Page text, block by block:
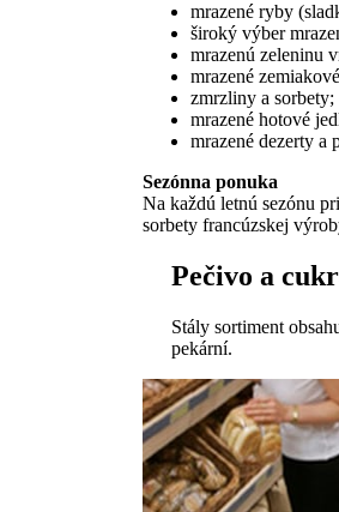
mrazené ryby
široký výber
mrazenú zeleninu
mrazené
zmrzliny a sorbety;
mrazené hotové
mrazené dezerty a
Sezónna ponuka
Na každú letnú sezónu
sorbety francúzskej
Pečivo a
Stály sortiment
pekární.